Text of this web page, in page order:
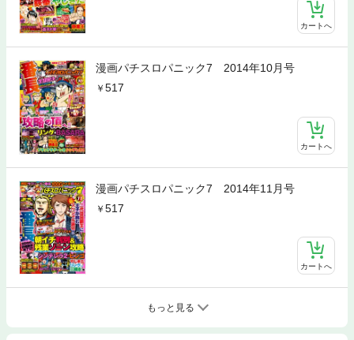
カートへ
漫画パチスロパニック7 2014年10月号
517
カートへ
漫画パチスロパニック7 2014年11月号
517
カートへ
もっと見る